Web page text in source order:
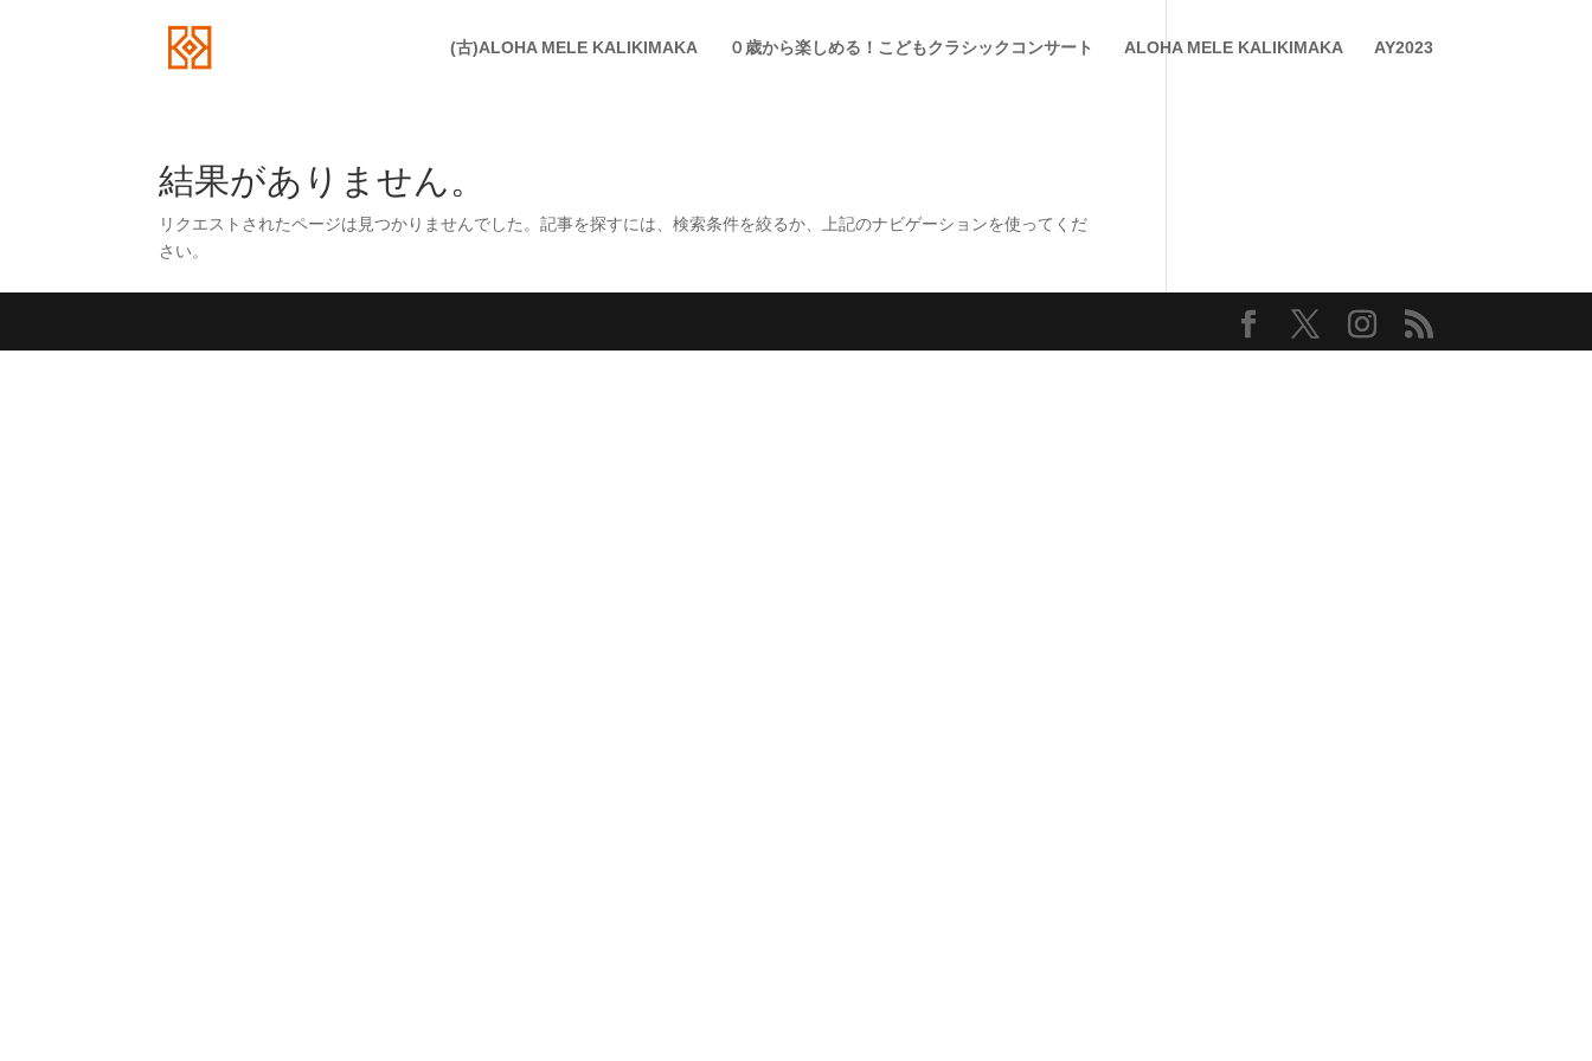
(古)ALOHA MELE KALIKIMAKA ０歳から楽しめる！こどもクラシックコンサート ALOHA MELE KALIKIMAKA AY2023
結果がありません。
リクエストされたページは見つかりませんでした。記事を探すには、検索条件を絞るか、上記のナビゲーションを使ってくだ
さい。